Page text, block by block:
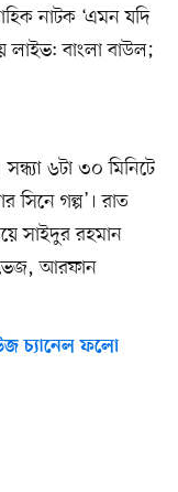
নাটক ‘এমন যদি
লাইভ: বাংলা বাউল;
৬টা ৩০ মিনিটে
সিনে গল্প’। রাত
সাইদুর রহমান
আরফান
চ্যানেল ফলো